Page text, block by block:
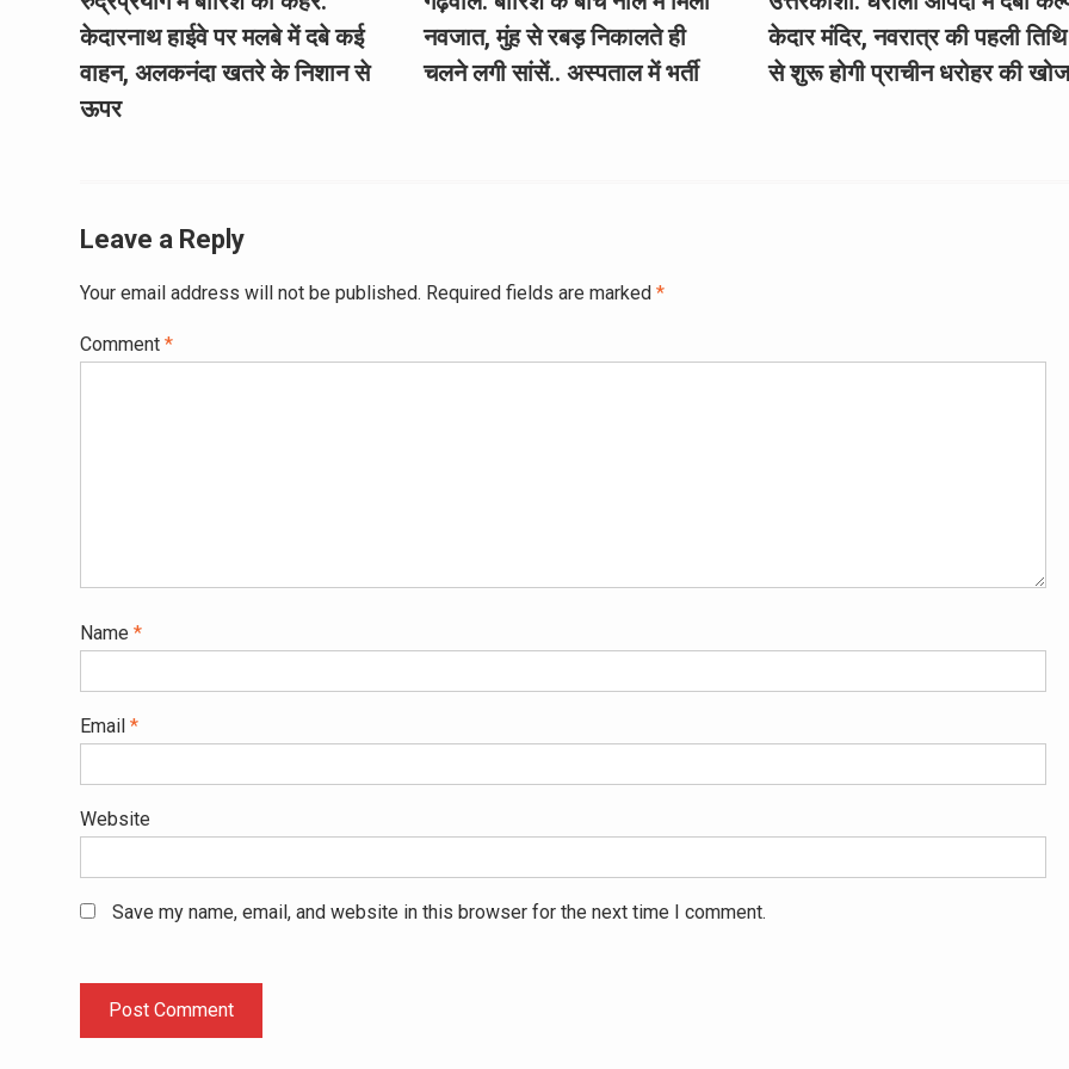
केदारनाथ हाईवे पर मलबे में दबे कई
वाहन, अलकनंदा खतरे के निशान से
ऊपर
नवजात, मुंह से रबड़ निकालते ही
चलने लगी सांसें.. अस्पताल में भर्ती
केदार मंदिर, नवरात्र की पहली तिथि
से शुरू होगी प्राचीन धरोहर की खोज
Leave a Reply
Your email address will not be published. Required fields are marked *
Comment *
Name *
Email *
Website
Save my name, email, and website in this browser for the next time I comment.